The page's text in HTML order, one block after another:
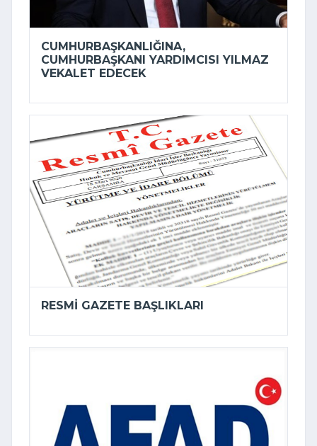
CUMHURBAŞKANLIĞINA,
CUMHURBAŞKANI YARDIMCISI YILMAZ
VEKALET EDECEK
RESMI GAZETE BAŞLIKLARI